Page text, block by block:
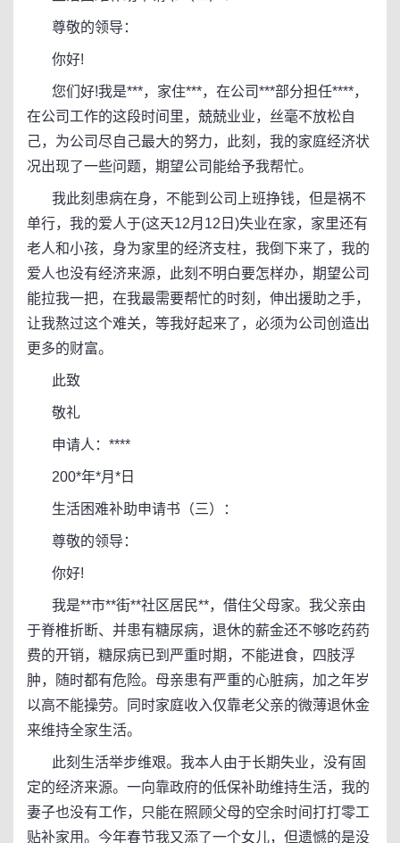
尊敬的领导：
你好!
您们好!我是***，家住***，在公司***部分担任****，
在公司工作的这段时间里，兢兢业业，丝毫不放松自
己，为公司尽自己最大的努力，此刻，我的家庭经济状
况出现了一些问题，期望公司能给予我帮忙。
我此刻患病在身，不能到公司上班挣钱，但是祸不
单行，我的爱人于(这天12月12日)失业在家，家里还有
老人和小孩，身为家里的经济支柱，我倒下来了，我的
爱人也没有经济来源，此刻不明白要怎样办，期望公司
能拉我一把，在我最需要帮忙的时刻，伸出援助之手，
让我熬过这个难关，等我好起来了，必须为公司创造出
更多的财富。
此致
敬礼
申请人：****
200*年*月*日
生活困难补助申请书（三）：
尊敬的领导：
你好!
我是**市**街**社区居民**，借住父母家。我父亲由
于脊椎折断、并患有糖尿病，退休的薪金还不够吃药药
费的开销，糖尿病已到严重时期，不能进食，四肢浮
肿，随时都有危险。母亲患有严重的心脏病，加之年岁
以高不能操劳。同时家庭收入仅靠老父亲的微薄退休金
来维持全家生活。
此刻生活举步维艰。我本人由于长期失业，没有固
定的经济来源。一向靠政府的低保补助维持生活，我的
妻子也没有工作，只能在照顾父母的空余时间打打零工
贴补家用。今年春节我又添了一个女儿，但遗憾的是没